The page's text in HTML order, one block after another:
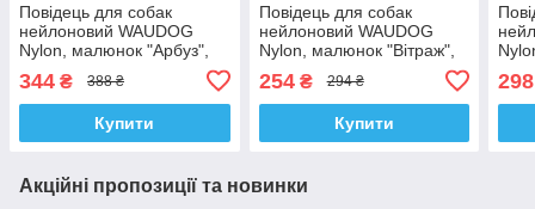
Повідець для собак
нейлоновий WAUDOG
Nylon, малюнок "Арбуз",
регульований, L, Ш 25 мм,
Дл 152-183 см
344 ₴ 388 ₴
Купити
Повідець для собак
нейлоновий WAUDOG
Nylon, малюнок "Вітраж",
мм, Дл 152-183 см
254₴ 294 ₴
Купити
мм,
298
Акційні пропозиції та новинки